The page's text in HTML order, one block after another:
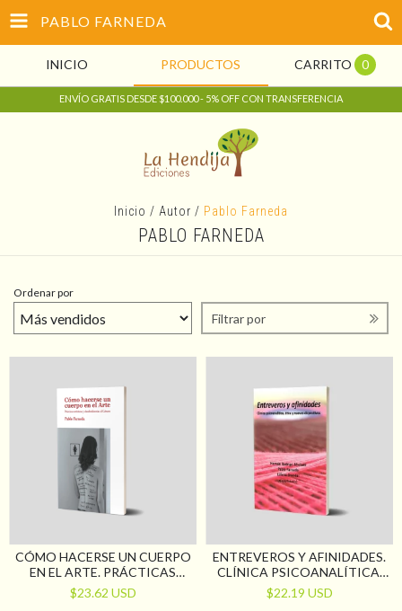
PABLO FARNEDA
INICIO PRODUCTOS CARRITO 0
ENVÍO GRATIS DESDE $100.000 - 5% OFF CON TRANSFERENCIA
Inicio / Autor / Pablo Farneda
PABLO FARNEDA
Ordenar por
Filtrar por
CÓMO HACERSE UN CUERPO
EN EL ARTE. PRÁCTICAS
ARTÍSTICAS Y
DESOBEDIENCIAS AL
$23.62 USD
ENTREVEROS Y AFINIDADES.
CLÍNICA PSICOANALÍTICA,
ÉTICA Y NUEVOS
DISPOSITIVOS
$22.19 USD